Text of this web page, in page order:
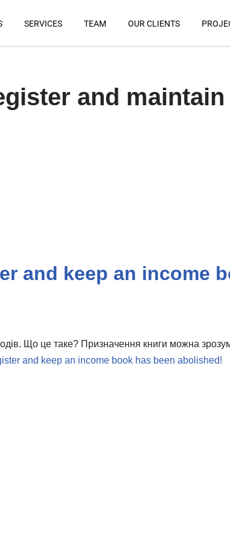
SERVICES TEAM OUR CLIENTS
and
and keep an income
Що це таке? Призначення книги можна
and keep an income book has been abolished!